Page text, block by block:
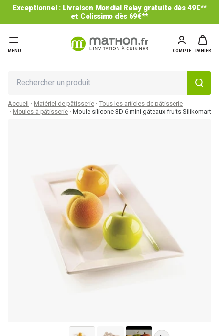
Exceptionnel : Livraison Mondial Relay gratuite dès 49€**
et Colissimo dès 69€**
MENU COMPTE PANIER
Accueil Matériel de pâtisserie
Tous les articles de pâtisserie
Moules à pâtisserie
Moule silicone 3D 6 mini gâteaux fruits Silikomart